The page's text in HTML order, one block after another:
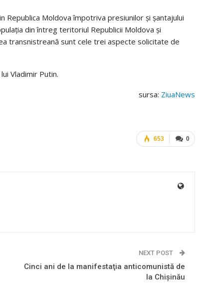
Moldova împotriva presiunilor și șantajului
din întreg teritoriul Republicii Moldova și
transnistreană sunt cele trei aspecte solicitate de
Vladimir Putin.
sursa: ZiuaNews
0
653
NEXT POST
Cinci ani de la manifestaţia anticomunistă de
la Chişinău